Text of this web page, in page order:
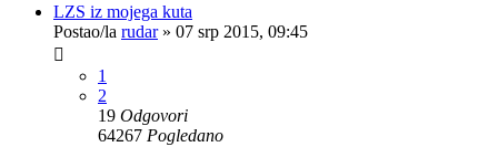
LZS iz mojega kuta
Postao/la rudar» 07 srp 2015, 09:45
1
2
19 Odgovori
64267 Pogledano